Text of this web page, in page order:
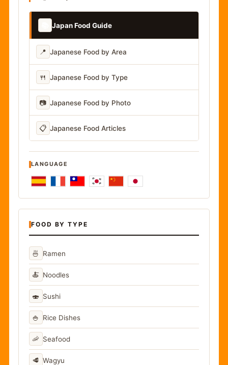
Japan Food Guide
📍 Japanese Food by Area
🍴 Japanese Food by Type
📷 Japanese Food by Photo
📋 Japanese Food Articles
LANGUAGE
FOOD BY TYPE
🍜 Ramen
🍝 Noodles
🍣 Sushi
🍚 Rice Dishes
🦐 Seafood
🥩 Wagyu